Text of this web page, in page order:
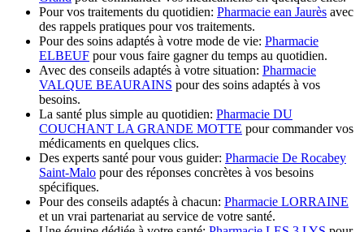
Pour vos traitements du quotidien: Pharmacie ean Jaurès avec
des rappels pratiques pour vos traitements.
Pour des soins adaptés à votre mode de vie: Pharmacie
ELBEUF pour vous faire gagner du temps au quotidien.
Avec des conseils adaptés à votre situation: Pharmacie
VALQUE BEAURAINS pour des soins adaptés à vos
besoins.
La santé plus simple au quotidien: Pharmacie DU
COUCHANT LA GRANDE MOTTE pour commander vos
médicaments en quelques clics.
Des experts santé pour vous guider: Pharmacie De Rocabey
Saint-Malo pour des réponses concrètes à vos besoins
spécifiques.
Pour des conseils adaptés à chacun: Pharmacie LORRAINE
et un vrai partenariat au service de votre santé.